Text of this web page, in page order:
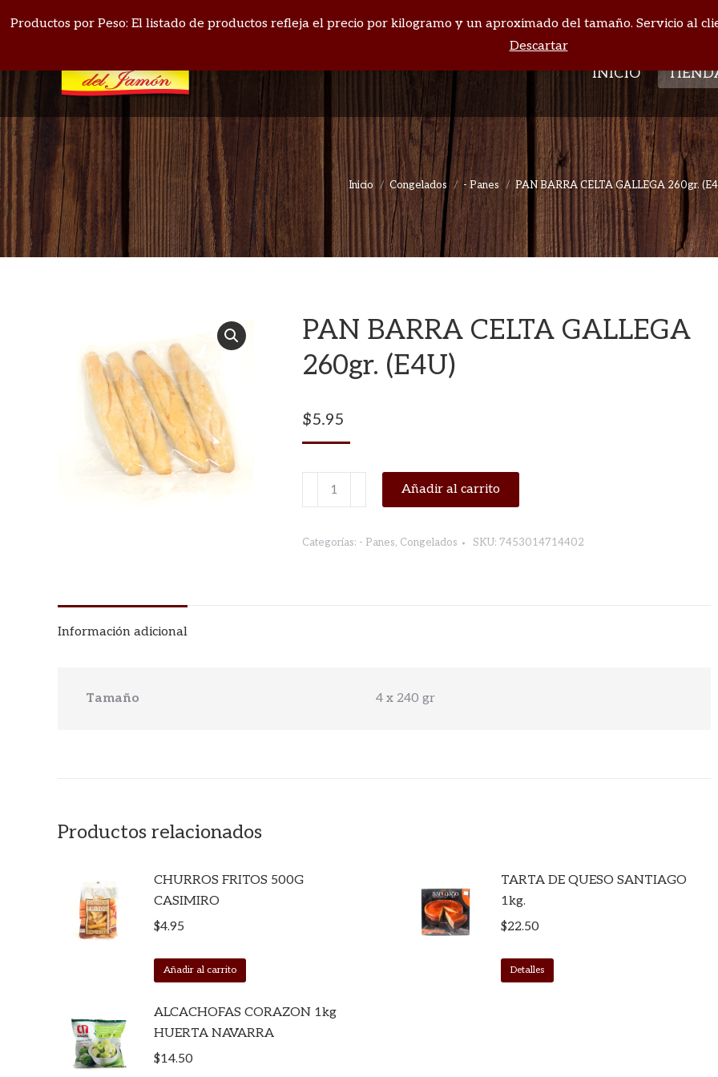
Productos por Peso: El listado de productos refleja el precio por kilogramo y un aproximado del tamaño. Servicio al
Descartar
INICIO
Estás aquí:
Inicio Congelados - Panes PAN BARRA CELTA GALLEGA 260gr.
PAN BARRA CELTA GALLEGA
260gr. (E4U)
$5.95
BARRA
GALLEGA
Añadir al carrito
Categorías: - Panes, Congelados SKU: 7453014714402
Información adicional
Tamaño 4 x 240 gr
Productos relacionados
CHURROS FRITOS 500G
CASIMIRO
$4.95
Añadir al carrito
TARTA DE QUESO SANTIAGO
1kg.
$22.50
Detalles
ALCACHOFAS CORAZON 1kg
HUERTA NAVARRA
$14.50
INICIO